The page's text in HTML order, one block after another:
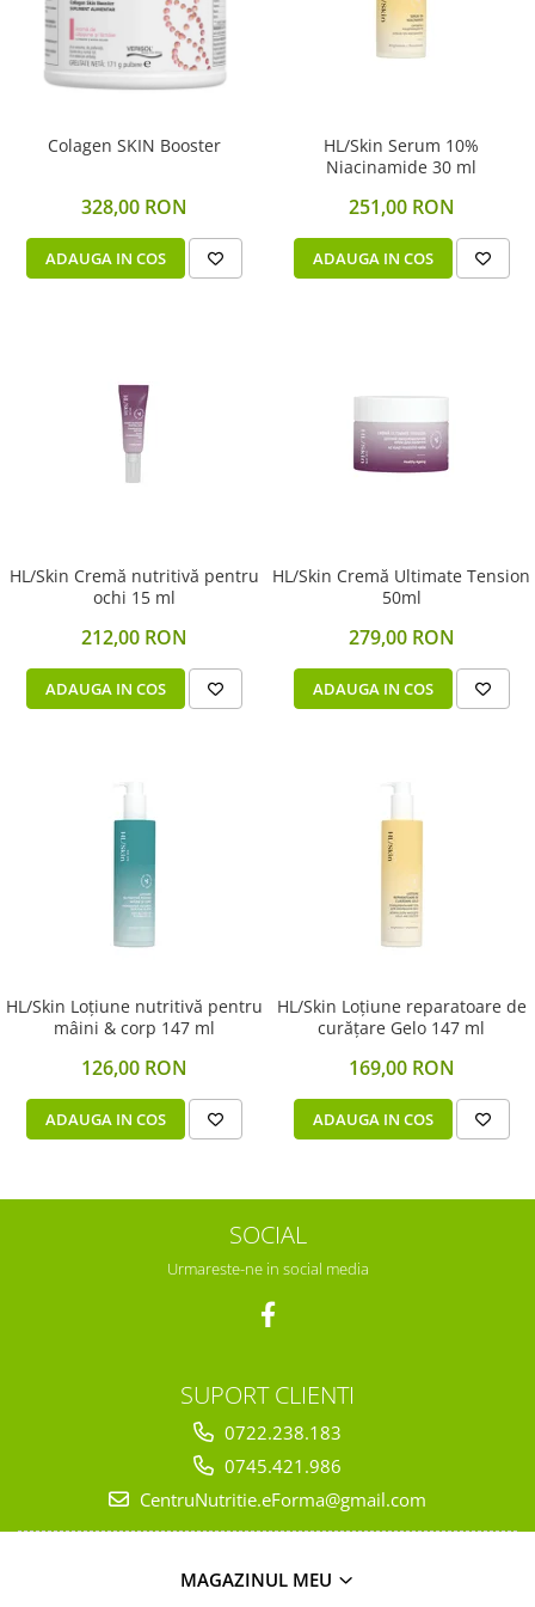
Scaderea Colesterolului
Produse vegetarieni, vegani
Gateste cu Herbalife
Energie pentru Intreaga Zi cu
Nutritie H24 Sportivi
Hidratare Optima
Ingrijirea Tenului
Colagen SKIN Booster
328,00 RON
ADAUGA IN COS
HL/Skin Serum 10%
Niacinamide 30 ml
251,00 RON
ADAUGA IN COS
HL/Skin Cremă nutritivă pentru
ochi 15 ml
212,00 RON
ADAUGA IN COS
HL/Skin Cremă Ultimate Tension
50ml
279,00 RON
ADAUGA IN COS
HL/Skin Loțiune nutritivă pentru
mâini & corp 147 ml
126,00 RON
ADAUGA IN COS
HL/Skin Loțiune reparatoare de
curățare Gelo 147 ml
169,00 RON
ADAUGA IN COS
SOCIAL
Urmareste-ne in social media
SUPORT CLIENTI
0722.238.183
0745.421.986
CentruNutritie.eForma@gmail.com
MAGAZINUL MEU